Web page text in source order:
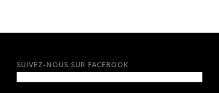
SUIVEZ-NOUS SUR FACEBOOK